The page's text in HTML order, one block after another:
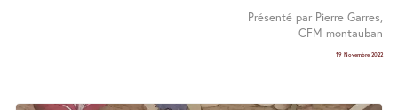
Présenté par Pierre Garres,
CFM montauban
19 Novembre 2022